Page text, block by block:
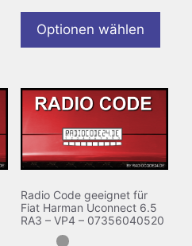
Optionen wählen
Radio Code geeignet für
Fiat Harman Uconnect 6.5
RA3 – VP4 – 07356040520